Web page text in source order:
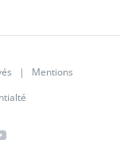
| Mentions
YouTube